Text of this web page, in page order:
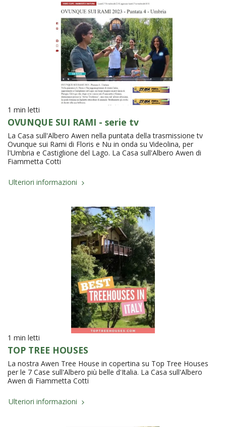
1 min letti
OVUNQUE SUI RAMI - serie tv
La Casa sull'Albero Awen nella puntata della trasmissione tv
Ovunque sui Rami di Floris e Nu in onda su Videolina, per
l'Umbria e Castiglione del Lago. La Casa sull'Albero Awen di
Fiammetta Cotti
Ulteriori informazioni
1 min letti
TOP TREE HOUSES
La nostra Awen Tree House in copertina su Top Tree Houses
per le 7 Case sull'Albero più belle d'Italia. La Casa sull'Albero
Awen di Fiammetta Cotti
Ulteriori informazioni